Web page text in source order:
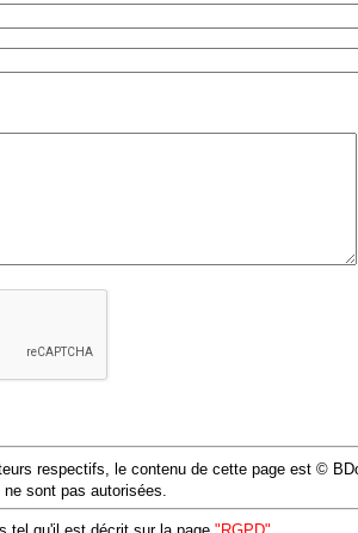
respectifs, le contenu de cette page est ©
sont pas autorisées.